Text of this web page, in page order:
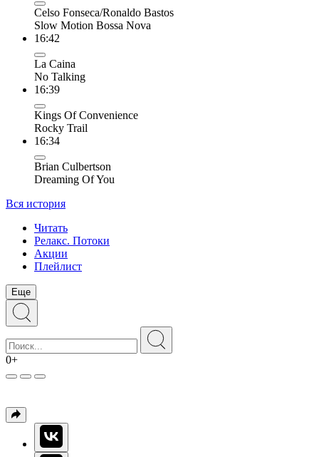
Celso Fonseca/Ronaldo Bastos
Slow Motion Bossa Nova
16:42
La Caina
No Talking
16:39
Kings Of Convenience
Rocky Trail
16:34
Brian Culbertson
Dreaming Of You
Вся история
Читать
Релакс. Потоки
Акции
Плейлист
Еще
0+